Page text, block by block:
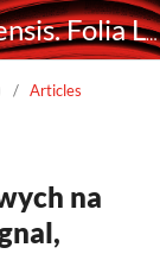
Acta Universitatis Lodziensis. Folia Librorum
/ Articles
na